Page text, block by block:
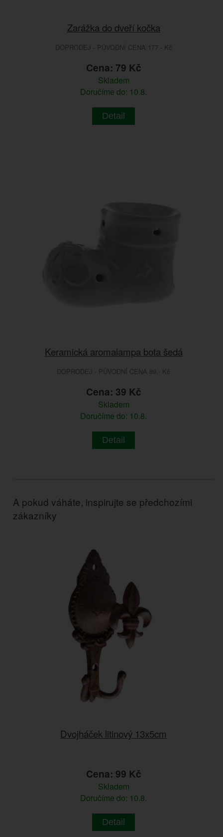
Zarážka do dveří kočka
DOPRODEJ - PŮVODNÍ CENA 177.- Kč
Cena: 79 Kč
Skladem
Doručíme do: 10.8.
Detail
Keramická aromalampa bota šedá
DOPRODEJ - PŮVODNÍ CENA 89.- Kč
Cena: 39 Kč
Skladem
Doručíme do: 10.8.
Detail
A pokud váháte, inspirujte se předchozími
zákazníky
Dvojháček litinový 13x5cm
Cena: 99 Kč
Skladem
Doručíme do: 10.8.
Detail